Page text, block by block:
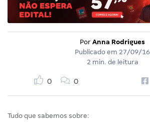
Por Anna Rodrigues
Publicado em 27/09/16
2 min. de leitura
0 0
Tudo que sabemos sobre: